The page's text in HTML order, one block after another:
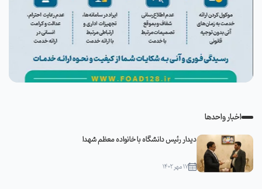
اخبار واحدها
دیدار رئیس دانشگاه با خانواده معظم شهدا
۱۷ مهر ۱۴۰۲